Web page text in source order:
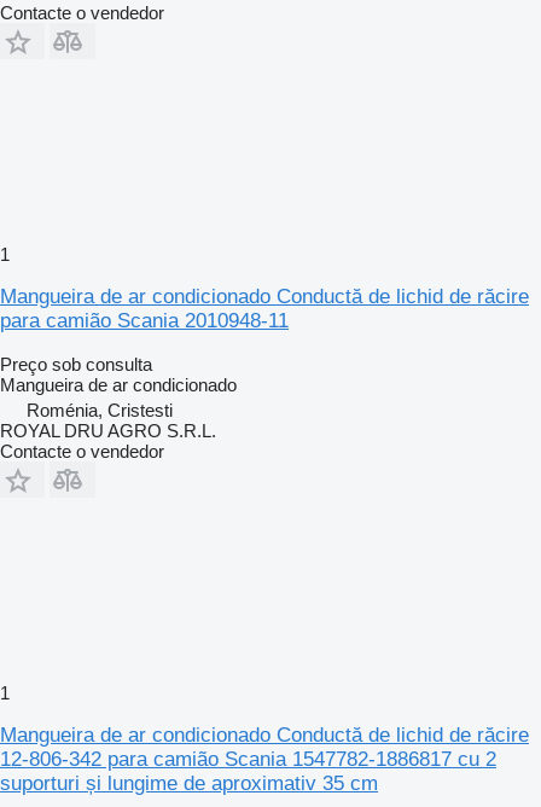
Contacte o vendedor
1
Mangueira de ar condicionado Conductă de lichid de răcire
para camião Scania 2010948-11
Preço sob consulta
Mangueira de ar condicionado
Roménia, Cristesti
ROYAL DRU AGRO S.R.L.
Contacte o vendedor
1
Mangueira de ar condicionado Conductă de lichid de răcire
12-806-342 para camião Scania 1547782-1886817 cu 2
suporturi și lungime de aproximativ 35 cm